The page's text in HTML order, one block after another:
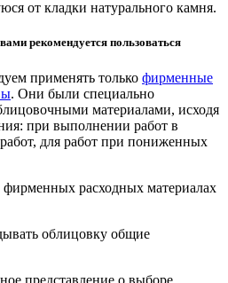
от кладки натурального камня.
рекомендуется пользоваться
применять только фирменные
. Они были специально
материалами, исходя
при выполнении работ в
для работ при пониженных
расходных материалах
облицовку общие
представление о выборе